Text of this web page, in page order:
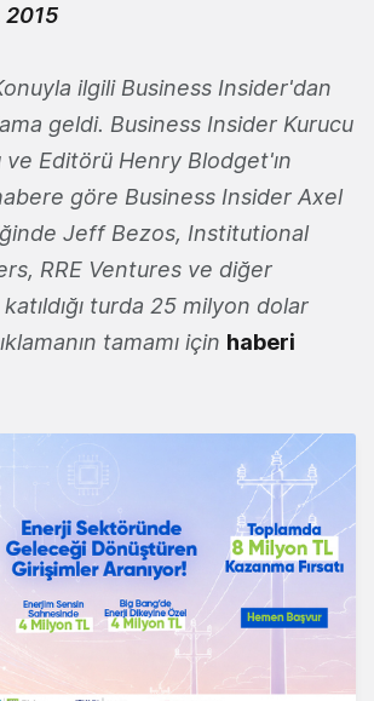
2015
ilgili Business Insider'dan
geldi. Business Insider Kurucu
ve Editörü Henry Blodget'ın
göre Business Insider Axel
Jeff Bezos, Institutional
RRE Ventures ve diğer
katıldığı turda 25 milyon dolar
tamamı için haberi